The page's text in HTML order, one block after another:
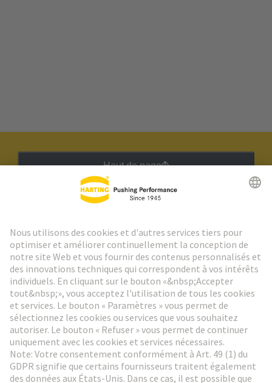
Haut de page
Aller à l'inscription
Social Media